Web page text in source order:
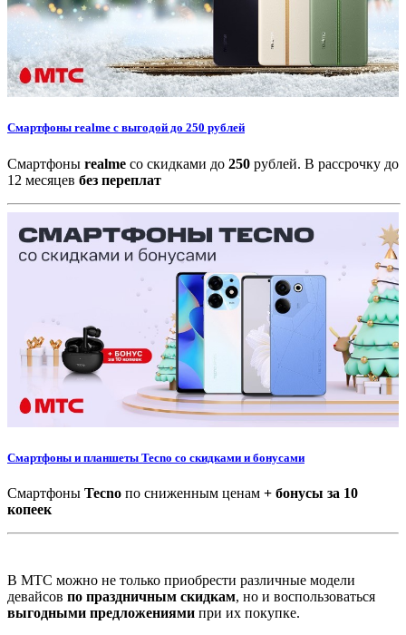
Смартфоны realme с выгодой до 250 рублей
Cмартфоны realme cо скидками до 250 рублей. В рассрочку до
12 месяцев без переплат
Смартфоны и планшеты Tecno со скидками и бонусами
Смартфоны Tecno по сниженным ценам + бонусы за 10
копеек
В МТС можно не только приобрести различные модели
девайсов по праздничным скидкам, но и воспользоваться
выгодными предложениями при их покупке.